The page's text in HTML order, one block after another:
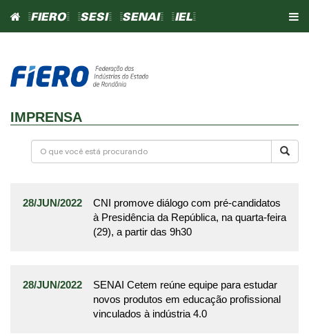
=FIERO= =SESI= =SENAI= =IEL=
IMPRENSA
28/JUN/2022
CNI promove diálogo com pré-candidatos
à Presidência da República, na quarta-feira
(29), a partir das 9h30
28/JUN/2022
SENAI Cetem reúne equipe para estudar
novos produtos em educação profissional
vinculados à indústria 4.0